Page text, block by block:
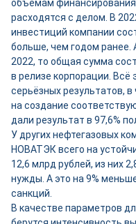
объёмам
расходятся с делом. В
инвестиций компании
больше, чем годом ранее.
2022, то общая сумма
в релизе корпорации. Всё
серьёзных результатов,
на создание
дали результат в 97,6%
У других нефтегазовых
НОВАТЭК всего на
12,6 млрд рублей, из них
нужды. А это на 9%
санкций.
В качестве параметров